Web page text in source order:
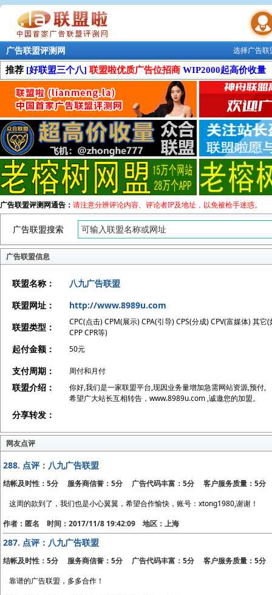
联盟学院
选择广告
广告联盟评测网
推荐 [好联盟三个八] 联盟啦优质广告位招商 WIP2000起高价收量
广告联盟评测网通告： 请注意分辨评论内容、评论者IP及地址，以免被枪手迷惑。
广告联盟搜索
广告联盟信息
联盟名称：
八九广告联盟
联盟网址：
http://www.8989u.com
联盟类型：
CPC(点击) CPM(展示) CPA(引导) CPS(分成) CPV(富媒体) 其它(
CPP CPR等)
起付金额： 50元
支付周期： 周付和月付
联盟介绍：
你好,我们是一家联盟平台,现因业务量增加急需网站资源,预付,
希望广大站长互相转告，www.8989u.com ,诚邀您的加盟。
分享转发：
网友点评
288. 点评：八九广告联盟
结帐及时性：5分 服务商信誉：5分 广告代码丰富：5分 客户服务质量：5分
这周的款到了，我们也是小心翼翼，希望合作愉快，账号：xtong1980,谢谢！
作者：匿名 时间：2017/11/8 19:42:09 地区：上海
287. 点评：八九广告联盟
结帐及时性：5分 服务商信誉：5分 广告代码丰富：5分 客户服务质量：5分
靠谱的广告联盟，多多合作！